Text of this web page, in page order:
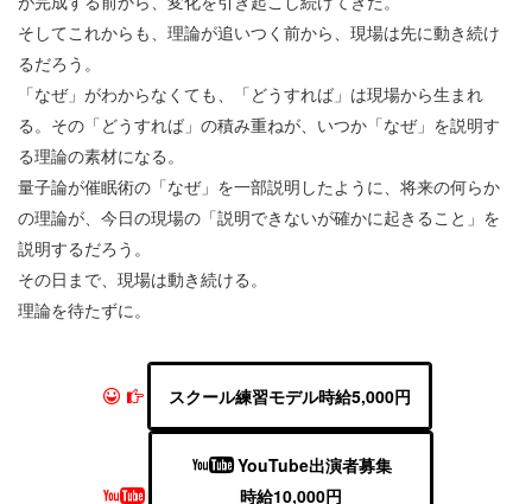
そしてこれからも、理論が追いつく前から、現場は先に動き続け
るだろう。
「なぜ」がわからなくても、「どうすれば」は現場から生まれ
る。その「どうすれば」の積み重ねが、いつか「なぜ」を説明す
る理論の素材になる。
量子論が催眠術の「なぜ」を一部説明したように、将来の何らか
の理論が、今日の現場の「説明できないが確かに起きること」を
説明するだろう。
その日まで、現場は動き続ける。
理論を待たずに。
スクール練習モデル時給5,000円
YouTube出演者募集
時給10,000円